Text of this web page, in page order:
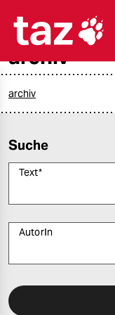
politik
gesellschaft
sport
archiv
archiv
Suche
Text*
AutorIn